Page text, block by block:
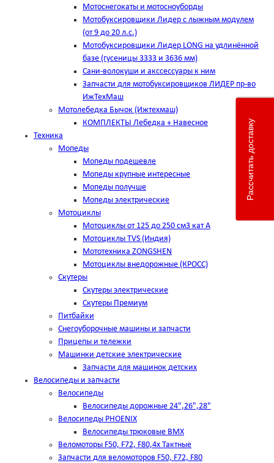
Мотоснегокаты и мотосноуборды
Мотобуксировщики Лидер с лыжным модулем
(от 9 до 20 л.с.)
Мотобуксировщики Лидер LONG на удлинённой
базе (гусеницы 3333 и 3636 мм)
Сани-волокуши и акссессуары к ним
Запчасти для мотобуксировщиков ЛИДЕР пр-во
ИжТехМаш
Мотолебедка Бычок (Ижтехмаш)
КОМПЛЕКТЫ Лебедка + Навесное
Техника
Мопеды
Мопеды подешевле
Мопеды крупные интересные
Мопеды получше
Мопеды электрические
Мотоциклы
Мотоциклы от 125 до 250 см3 кат А
Мотоциклы TVS (Индия)
Мототехника ZONGSHEN
Мотоциклы внедорожные (КРОСС)
Скутеры
Скутеры электрические
Скутеры Премиум
Питбайки
Снегоуборочные машины и запчасти
Прицепы и тележки
Машинки детские электрические
Запчасти для машинок детских
Велосипеды и запчасти
Велосипеды
Велосипеды дорожные 24",26",28"
Велосипеды PHOENIX
Велосипеды трюковые BMX
Веломоторы F50, F72, F80,4х Тактные
Запчасти для веломоторов F50, F72, F80
Рассчитать доставку